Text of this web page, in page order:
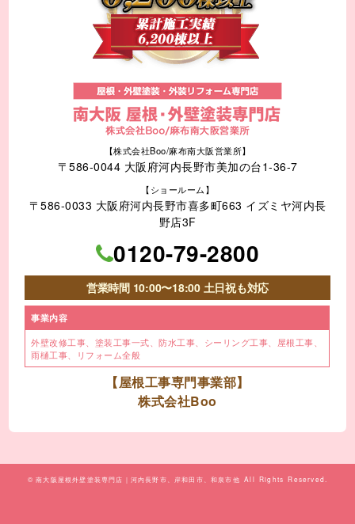
【株式会社Boo/麻布南大阪営業所】
〒586-0044 大阪府河内長野市美加の台1-36-7
【ショールーム】
〒586-0033 大阪府河内長野市喜多町663 イズミヤ河内長
野店3F
0120-79-2800
営業時間 10:00〜18:00 土日祝も対応
事業内容
外壁改修工事、塗装工事⼀式、防水工事、シーリング工事、 屋根工事、
雨樋工事、
リフォーム全般
【屋根工事専門事業部】
株式会社Boo
©南大阪屋根外壁塗装専門店｜河内長野市、岸和田市、和泉市他 All Rights Reserved.